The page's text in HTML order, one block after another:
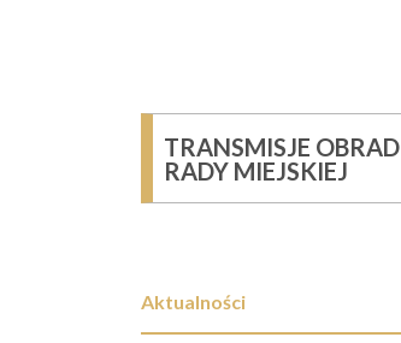
TRANSMISJE OBRAD
RADY MIEJSKIEJ
Aktualności